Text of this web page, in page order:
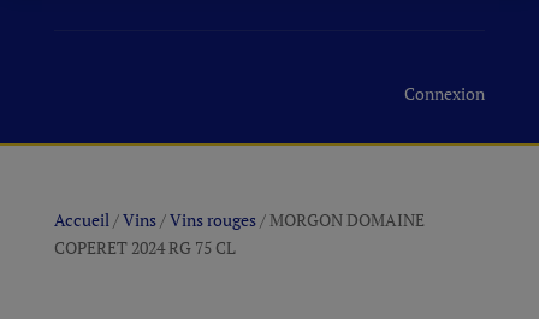
Connexion
Accueil/Vins/Vins rouges/ MORGON DOMAINE
COPERET 2024 RG 75 CL